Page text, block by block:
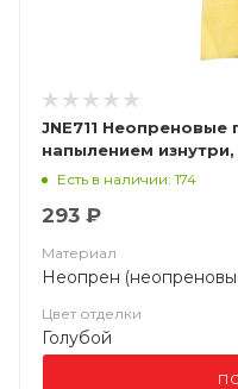
JNE711
напылением
Есть в наличии: 174
293 ₽
Материал
Неопрен
Цвет отделки
Голубой